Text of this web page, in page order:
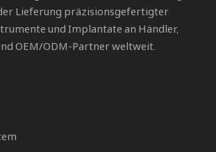
Lieferung präzisionsgefertigter
und Implantate an Händler,
OEM/ODM-Partner weltweit.